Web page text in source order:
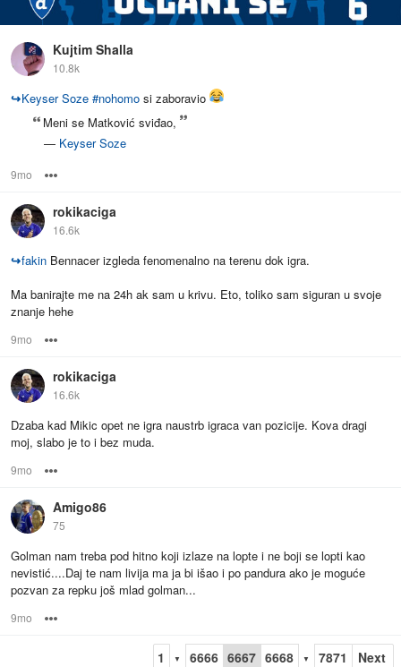
Kujtim Shalla
10.8k
↪Keyser Soze #nohomo si zaboravio
Meni se Matković sviđao,
— Keyser Soze
9mo
rokikaciga
16.6k
↪fakin Bennacer izgleda fenomenalno na terenu dok igra.
Ma banirajte me na 24h ak sam u krivu. Eto, toliko sam siguran u svoje
znanje hehe
9mo
rokikaciga
16.6k
Dzaba kad Mikic opet ne igra naustrb igraca van pozicije. Kova dragi
moj, slabo je to i bez muda.
9mo
Amigo86
75
Golman nam treba pod hitno koji izlaze na lopte i ne boji se lopti kao
nevistić....Daj te nam livija ma ja bi išao i po pandura ako je moguće
pozvan za repku još mlad golman...
9mo
1 ▼ 6666 6667 6668 ▼ 7871 Next